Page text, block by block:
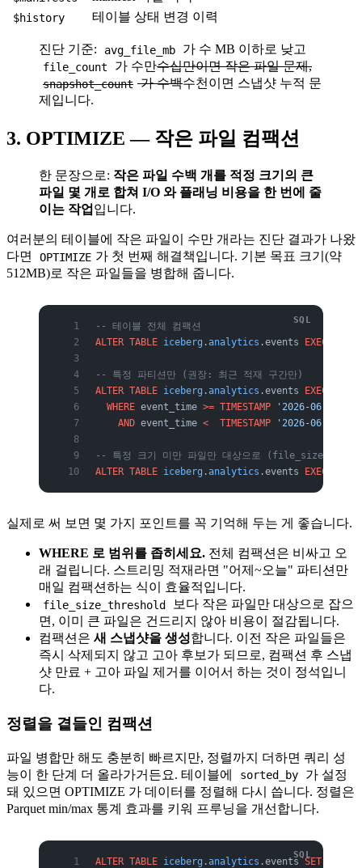
$history 테이블 상태 변경 이력
진단 기준: avg_file_mb 가 수 MB 이하로 낮고
file_count 가 수만수십만이면 작은 파일 문제,
snapshot_count 가 수백수천이면 스냅샷 누적 문
제입니다.
3. OPTIMIZE — 작은 파일 컴팩션
한 문장으로: 작은 파일 수백 개를 적정 크기의 큰
파일 몇 개로 합쳐 I/O 와 플래닝 비용을 한 번에 줄
이는 작업 입니다.
여러분의 테이블에 작은 파일이 수만 개라는 진단 결과가 나왔
다면
OPTIMIZE 가 첫 번째 해결책입니다. 기본 목표 크기(약
512MB)로 작은 파일들을 병합해 줍니다.
-- 테이블 전체 컴팩션
ALTER TABLE iceberg .analytics .events EXECUTE
-- 특정 파티션만 (권장: 최근 적재 구간만)
ALTER TABLE iceberg .analytics .events EXECUTE
  WHERE
event_time >= TIMESTAMP '2026-06-01
    AND
event_time <
  TIMESTAMP
'2026-06-05
-- 특정 크기 미만 파일만 대상으로
ALTER TABLE iceberg .analytics .events EXECUTE
실제로 써 보면 몇 가지 포인트를 꼭 기억해 두는 게 좋습니다.
WHERE 로 범위를 좁히세요. 전체 컴팩션은 비싸고 오
래 걸립니다. 스트리밍 적재라면 "어제~오늘" 파티션만
매일 컴팩션하는 식이 효율적입니다.
file_size_threshold
보다 작은 파일만 대상으로 잡으
면, 이미 큰 파일은 건드리지 않아 비용이 절감됩니다.
컴팩션은 새 스냅샷을 생성합니다. 이전 작은 파일들은
즉시 삭제되지 않고 고아 후보가 되므로, 컴팩션 후 스냅
샷 만료 + 고아 파일 제거를 이어서 하는 것이 정석입니
다.
정렬을 곁들인 컴팩션
파일 병합만 해도 충분히 빠르지만, 정렬까지 더하면 쿼리 성
능이 한 단계 더 올라가거든요. 테이블에
sorted_by
가 설정
돼 있으면 OPTIMIZE 가 데이터를 정렬해 다시 씁니다. 정렬은
Parquet min/max 통계 효과를 키워 프루닝을 개선합니다.
ALTER TABLE iceberg .analytics .events SET